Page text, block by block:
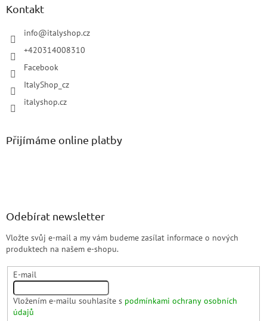
Kontakt
info@italyshop.cz
+420314008310
Facebook
ItalyShop_cz
italyshop.cz
Přijímáme online platby
Odebírat newsletter
Vložte svůj e-mail a my vám budeme zasílat informace o nových
produktech na našem e-shopu.
E-mail
Vložením e-mailu souhlasíte s podmínkami ochrany osobních
údajů